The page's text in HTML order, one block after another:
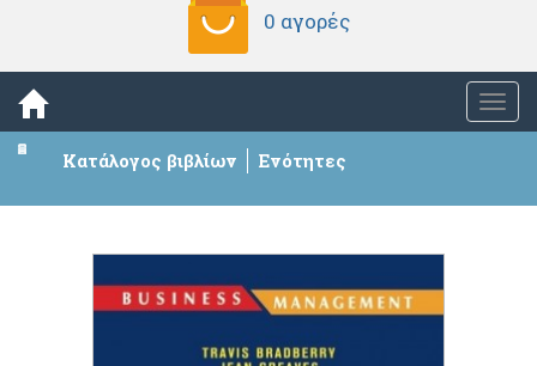
0 αγορές
Κατάλογος βιβλίων Ενότητες